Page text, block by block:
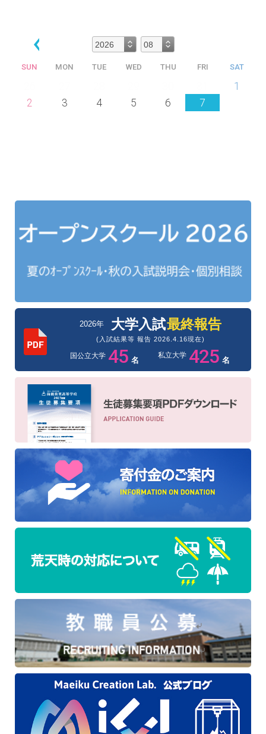
SUN MON TUE WED THU FRI SAT
1
2
3 4 5 6 7
2026年 大学入試最終報告
(入試結果等 報告 2026.4.16現在)
国公立大学 45 名
私立大学 425 名